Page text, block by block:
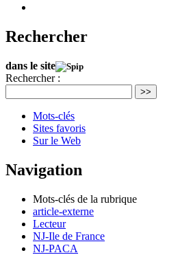
Rechercher
dans le site
Rechercher :
>>
Mots-clés
Sites favoris
Sur le Web
Navigation
Mots-clés de la rubrique
article-externe
Lecteur
NJ-Ile de France
NJ-PACA